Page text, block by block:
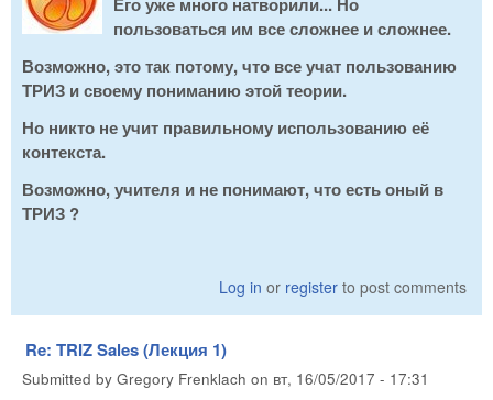
пользоваться им все сложнее и сложнее.
Возможно, это так потому, что все учат пользованию
ТРИЗ и своему пониманию этой теории.
Но никто не учит правильному использованию её
контекста.
Возможно, учителя и не понимают, что есть оный в
ТРИЗ ?
Log in or register to post comments
Re: TRIZ Sales (Лекция 1)
Submitted by Gregory Frenklach on вт, 16/05/2017 - 17:31